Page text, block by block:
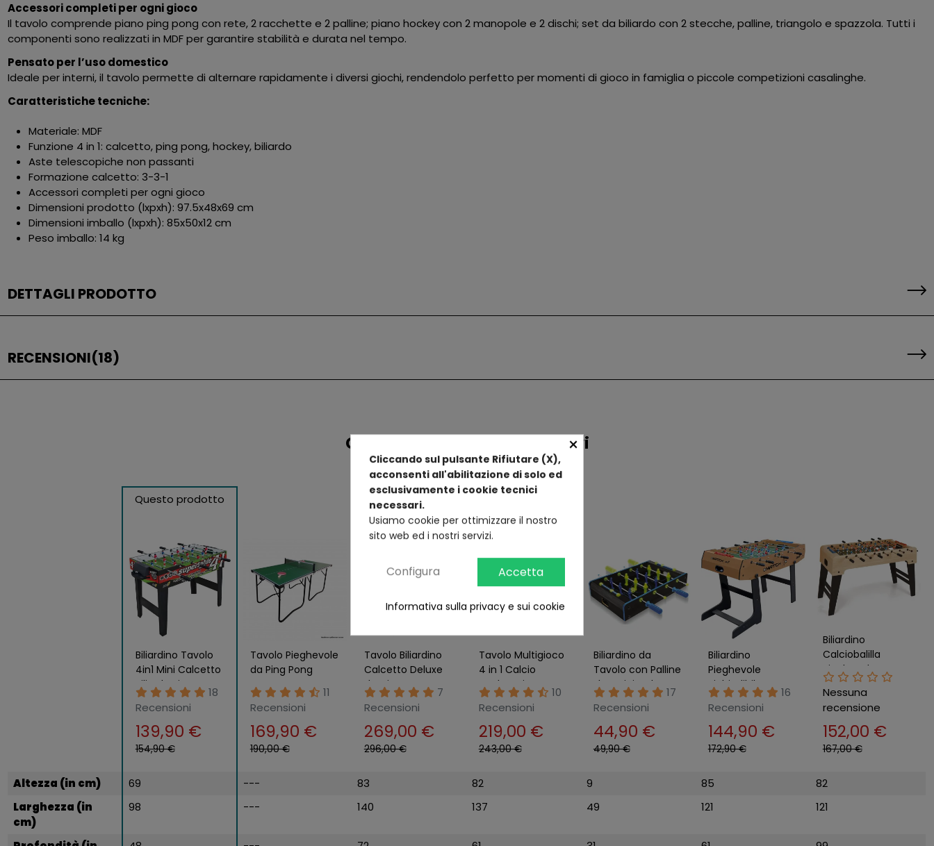
Accessori completi per ogni gioco
Il tavolo comprende piano ping pong con rete, 2 racchette e 2 palline; piano hockey con 2 manopole e 2 dischi; set da biliardo con 2 stecche, palline, triangolo e spazzola. Tutti i
componenti sono realizzati in MDF per garantire stabilità e durata nel tempo.
Pensato per l’uso domestico
Ideale per interni, il tavolo permette di alternare rapidamente i diversi giochi, rendendolo perfetto per momenti di gioco in famiglia o piccole competizioni casalinghe.
Caratteristiche tecniche:
Materiale: MDF
Funzione 4 in 1: calcetto, ping pong, hockey, biliardo
Aste telescopiche non passanti
Formazione calcetto: 3-3-1
Accessori completi per ogni gioco
Dimensioni prodotto (lxpxh): 97.5x48x69 cm
Dimensioni imballo (lxpxh): 85x50x12 cm
Peso imballo: 14 kg
DETTAGLI PRODOTTO
RECENSIONI(18)
Confronta prodotti alternativi
Questo prodotto
Biliardino Tavolo
4in1 Mini Calcetto
Biliardo Ping Pong
Hockey Aste
Telescopiche
18
Recensioni
139,90 €
154,90 €
Tavolo Pieghevole
da Ping Pong
Compatto
Richiudibile
Salvaspazio con
Rete
11
Recensioni
169,90 €
190,00 €
Tavolo Biliardino
Calcetto Deluxe
da Gioco
Richiudibile
Regolamentare
7
Recensioni
269,00 €
296,00 €
Tavolo Multigioco
4 in 1 Calcio
Hockey Ping Pong
Biliardo
10
Recensioni
219,00 €
243,00 €
Biliardino da
Tavolo con Palline
Fluo Mini Calcetto
Calciobalilla
17
Recensioni
44,90 €
49,90 €
Biliardino
Pieghevole
Richiudibile
CalcioBalilla
Tavolo Calcetto
Professionale
16
Recensioni
144,90 €
172,90 €
Biliardino
Calciobalilla
Pieghevole
Salvaspazio Acero
Campo in
Laminato
Nessuna
recensione
152,00 €
167,00 €
Altezza (in cm) 69 --- 83 82 9 85
82
Larghezza (in
cm)
98 --- 140 137 49 121 121
×
Cliccando sul pulsante Rifiutare (X),
acconsenti all'abilitazione di solo ed
esclusivamente i cookie tecnici
necessari.
Usiamo cookie per ottimizzare il nostro
sito web ed i nostri servizi.
Configura Accetta
Informativa sulla privacy e sui cookie